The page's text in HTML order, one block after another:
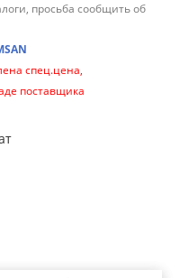
просьба сообщить об
спец.цена,
поставщика